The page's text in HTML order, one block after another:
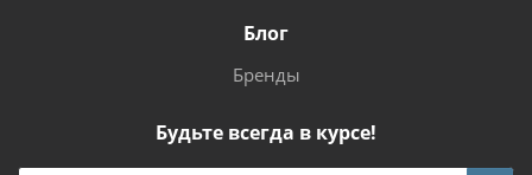
Блог
Бренды
Будьте всегда в курсе!